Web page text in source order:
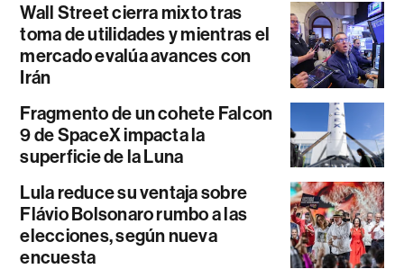
Wall Street cierra mixto tras
toma de utilidades y mientras el
mercado evalúa avances con
Irán
Fragmento de un cohete Falcon
9 de SpaceX impacta la
superficie de la Luna
Lula reduce su ventaja sobre
Flávio Bolsonaro rumbo a las
elecciones, según nueva
encuesta